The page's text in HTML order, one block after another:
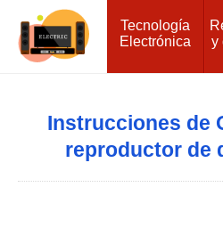
Tecnología
Electrónica
y
Instrucciones de
reproductor de